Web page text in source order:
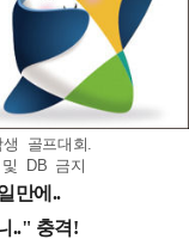
골프대회.
및 DB 금지